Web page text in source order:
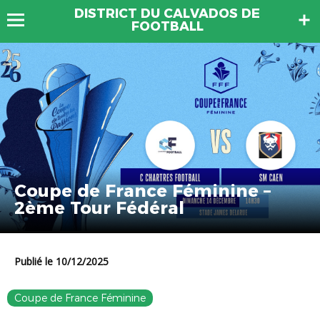
DISTRICT DU CALVADOS DE
FOOTBALL
Coupe de France Féminine –
2ème Tour Fédéral
Publié le 10/12/2025
Coupe de France Féminine